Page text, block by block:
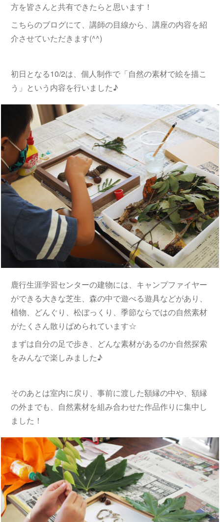
方を皆さんと共有できたらと思います！
こちらのブログにて、講師の目線から、講座の内容を紹
介させていただきます(^^)
初日となる10/2は、個人制作で「自然の素材で絵を描こ
う」という内容を行いました♪
鹿行生涯学習センターの建物には、キャンプファイヤー
ができる大きな芝生、森の中で遊べる遊具などがあり、
植物、どんぐり、松ぼっくり、季節ならではの自然素材
がたくさん散りばめられています☆
まずは自分の足で歩き、どんな素材があるのか自然探索
をみんなで楽しみました♪
そのあとは室内に戻り、事前に渡した額縁の中や、額縁
の外までも、自然素材を組み合わせた作品作りに集中し
ました！